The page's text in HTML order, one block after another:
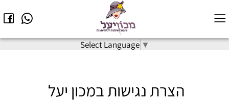
Select Language ▼
הצרת נגישות במכון יעל